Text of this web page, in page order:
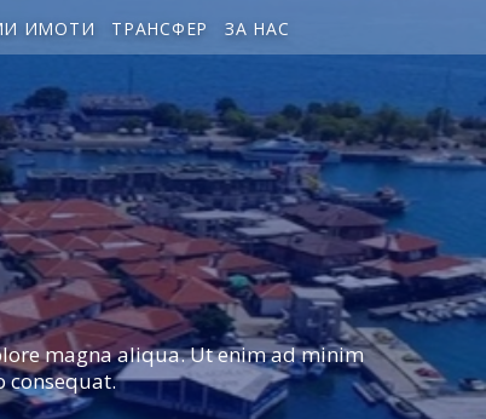
ИМОТИ ТРАНСФЕР ЗА НАС
magna aliqua. Ut enim ad minim
consequat.